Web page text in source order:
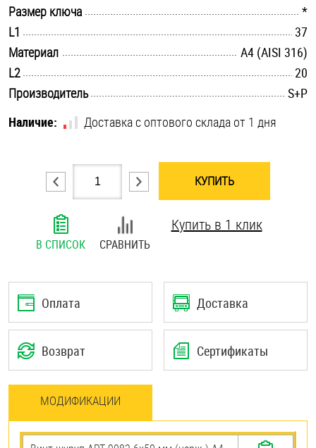
Такелаж
Хомуты
Шайбы
Шпильки
Штифты и пальцы
Размер ключа
*
L1
37
Материал
A4 (AISI 316)
L2
20
Производитель
S+P
Наличие:
Доставка с оптового склада от 1 дня
КУПИТЬ
В СПИСОК СРАВНИТЬ
Купить в 1 клик
Оплата Доставка
Возврат Сертификаты
МОДИФИКАЦИИ